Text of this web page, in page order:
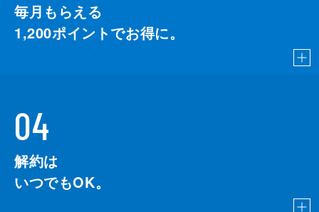
毎月もらえる
1,200ポイントでお得に。
04
解約は
いつでもOK。